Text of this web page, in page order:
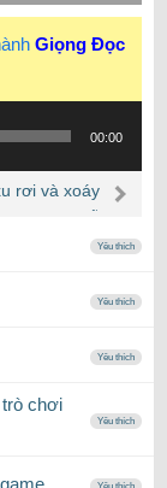
Giọng Đọc
00:00
rơi và xoáy
Yêu thích
Yêu thích
Yêu thích
trò chơi
Yêu thích
Yêu thích